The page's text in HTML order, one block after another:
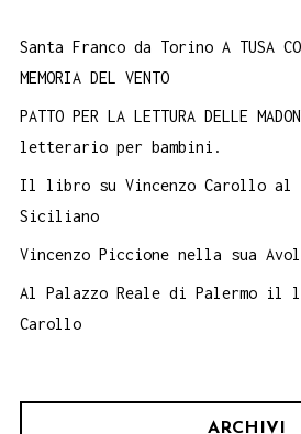
Santa Franco da Torino A TUSA
MEMORIA DEL VENTO
PATTO PER LA LETTURA DELLE
letterario per bambini.
Il libro su Vincenzo Carollo al
Siciliano
Vincenzo Piccione nella sua
Al Palazzo Reale di Palermo il
Carollo
ARCHIVI